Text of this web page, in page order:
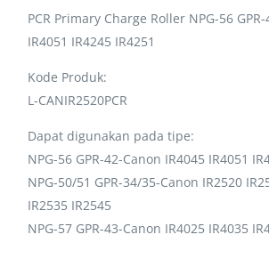
PCR Primary Charge Roller NPG-56
IR4051 IR4245 IR4251
Kode Produk:
L-CANIR2520PCR
Dapat digunakan pada tipe:
NPG-56 GPR-42-Canon IR4045 IR4051
NPG-50/51 GPR-34/35-Canon IR2520
IR2535 IR2545
NPG-57 GPR-43-Canon IR4025 IR4035